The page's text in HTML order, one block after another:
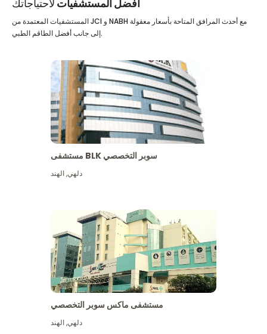
أفضل المستشفيات لاحتياجاتك
المستشفيات المعتمدة من JCI و NABH مع أحدث المرافق المتاحة بأسعار معقولة
إلى جانب أفضل الطاقم الطبي.
مستشفى BLK سوبر التخصصي
دلهي,الهند
مستشفى ماكس سوبر التخصصي
دلهي,الهند